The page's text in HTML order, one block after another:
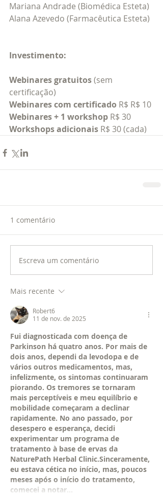
Mariana Andrade (Biomédica Esteta)
Alana Azevedo (Farmacêutica Esteta)
Investimento:
Webinares gratuitos (sem
certificação)
Webinares com certificado R$ R$ 10
Webinares + 1 workshop R$ 30
Workshops adicionais R$ 30 (cada)
1 comentário
Escreva um comentário
Mais recente
Robert6
11 de nov. de 2025
Fui diagnosticada com doença de
Parkinson há quatro anos. Por mais de
dois anos, dependi da levodopa e de
vários outros medicamentos, mas,
infelizmente, os sintomas continuaram
piorando. Os tremores se tornaram
mais perceptíveis e meu equilíbrio e
mobilidade começaram a declinar
rapidamente. No ano passado, por
desespero e esperança, decidi
experimentar um programa de
tratamento à base de ervas da
NaturePath Herbal Clinic.Sinceramente,
eu estava cética no início, mas, poucos
meses após o início do tratamento,
comecei a notar…